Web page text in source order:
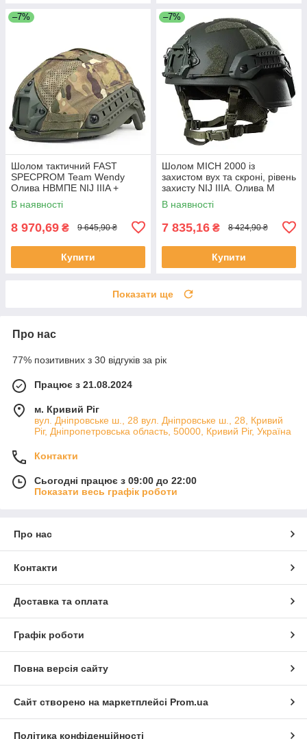
–7%
Шолом тактичний FAST
SPECPROM Team Wendy
Олива НВМПЕ NIJ IIIA +
кавер мультикам M (55-57
см)
В наявності
8 970,69 ₴ 9 645,90 ₴
Купити
–7%
Шолом MICH 2000 із
захистом вух та скроні, рівень
захисту NIJ IIIA. Олива M
В наявності
7 835,16 ₴ 8 424,90 ₴
Купити
Показати ще
Про нас
77% позитивних з 30 відгуків за рік
Працює з 21.08.2024
м. Кривий Ріг
вул. Дніпровське ш., 28 вул. Дніпровське ш., 28, Кривий
Ріг, Дніпропетровська область, 50000, Кривий Ріг, Україна
Контакти
Сьогодні працює з 09:00 до 22:00
Показати весь графік роботи
Про нас
Контакти
Доставка та оплата
Графік роботи
Повна версія сайту
Сайт створено на маркетплейсі Prom.ua
Політика конфіденційності